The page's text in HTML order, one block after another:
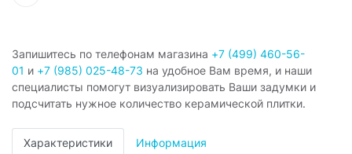
Запишитесь по телефонам магазина +7 (499) 460-56-
01 и +7 (985) 025-48-73 на удобное Вам время, и наши
специалисты помогут визуализировать Ваши задумки и
подсчитать нужное количество керамической плитки.
Характеристики Информация